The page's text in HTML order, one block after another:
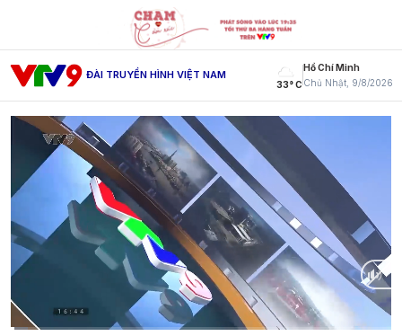
ĐÀI TRUYỀN HÌNH VIỆT NAM
33° C
Hồ Chí Minh
Chủ Nhật, 9/8/2026